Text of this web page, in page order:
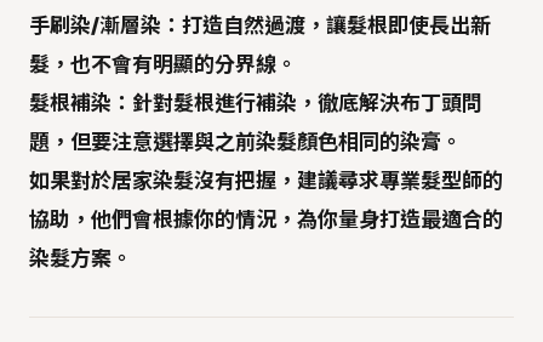
手刷染/漸層染 ：打造自然過渡，讓髮根即使長出新
髮，也不會有明顯的分界線。
髮根補染 ：針對髮根進行補染，徹底解決布丁頭問
題，但要注意選擇與之前染髮顏色相同的染膏。
如果對於居家染髮沒有把握，建議尋求專業髮型師的
協助，他們會根據你的情況，為你量身打造最適合的
染髮方案。